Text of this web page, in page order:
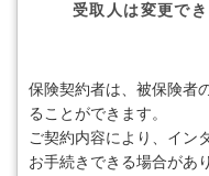
受取人は変更でき
保険契約者は、被保険者
ることができます。
ご契約内容により、イン
お手続きできる場合があ